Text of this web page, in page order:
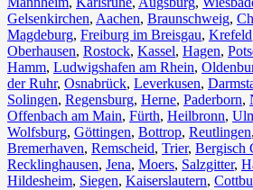
Gelsenkirchen⁠, Aachen⁠, Braunschweig,
Magdeburg, Freiburg im Breisgau⁠, Krefeld⁠
Oberhausen⁠, Rostock⁠, Kassel⁠, Hagen,
Hamm, Ludwigshafen am Rhein⁠,
der Ruhr, Osnabrück⁠, Leverkusen,
Solingen, Regensburg, Herne⁠, Paderborn,
Offenbach am Main, Fürth⁠, Heilbronn,
Wolfsburg⁠, Göttingen, Bottrop, Reutlingen,
Bremerhaven⁠, Remscheid, Trier⁠, Bergisch
Recklinghausen, Jena⁠, Moers⁠, Salzgitter⁠,
Hildesheim⁠, Siegen⁠, Kaiserslautern⁠,